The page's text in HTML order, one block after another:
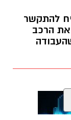
להתקשר
הרכב
900 שקל, ושהעבודה